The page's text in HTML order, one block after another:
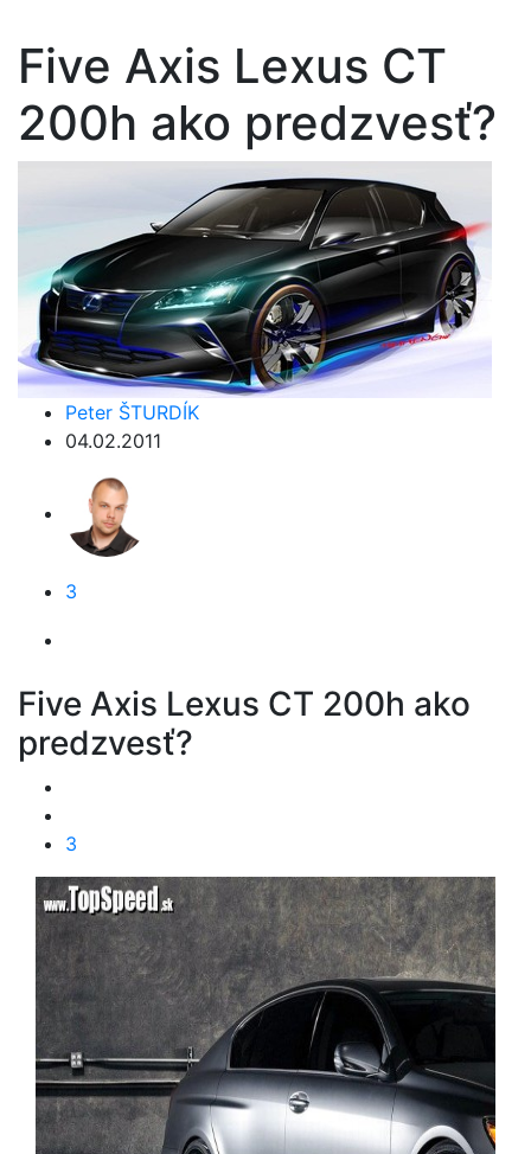
Five Axis Lexus CT
200h ako predzvesť?
Peter ŠTURDÍK
04.02.2011
3
Five Axis Lexus CT 200h ako
predzvesť?
3